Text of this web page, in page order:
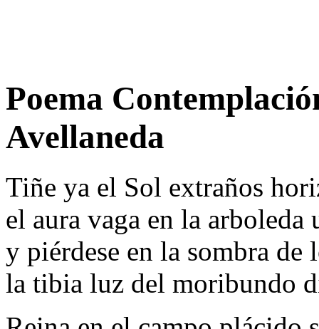
Poema
Avellaneda
Tiñe ya el Sol extraños
el aura vaga en la arboleda
y piérdese en la sombra de
la tibia luz del moribundo